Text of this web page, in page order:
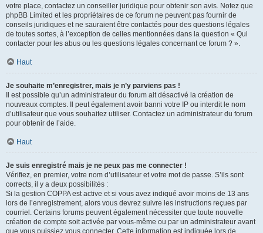
votre place, contactez un conseiller juridique pour obtenir son avis. Notez que
phpBB Limited et les propriétaires de ce forum ne peuvent pas fournir de
conseils juridiques et ne sauraient être contactés pour des questions légales
de toutes sortes, à l’exception de celles mentionnées dans la question « Qui
contacter pour les abus ou les questions légales concernant ce forum ? ».
Haut
Je souhaite m’enregistrer, mais je n’y parviens pas !
Il est possible qu’un administrateur du forum ait désactivé la création de
nouveaux comptes. Il peut également avoir banni votre IP ou interdit le nom
d’utilisateur que vous souhaitez utiliser. Contactez un administrateur du forum
pour obtenir de l’aide.
Haut
Je suis enregistré mais je ne peux pas me connecter !
Vérifiez, en premier, votre nom d’utilisateur et votre mot de passe. S’ils sont
corrects, il y a deux possibilités :
Si la gestion COPPA est active et si vous avez indiqué avoir moins de 13 ans
lors de l’enregistrement, alors vous devrez suivre les instructions reçues par
courriel. Certains forums peuvent également nécessiter que toute nouvelle
création de compte soit activée par vous-même ou par un administrateur avant
que vous puissiez vous connecter. Cette information est indiquée lors de